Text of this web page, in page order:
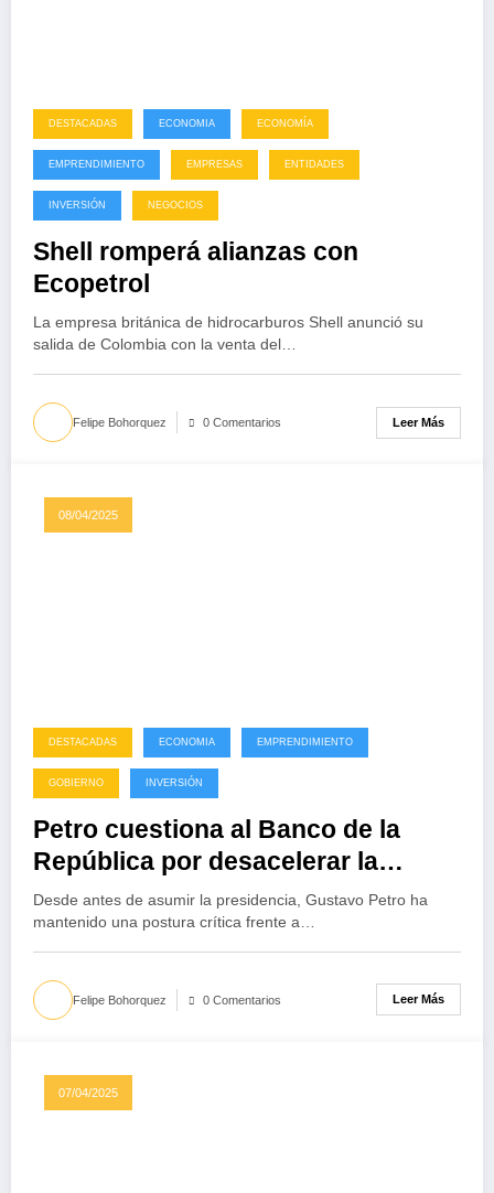
DESTACADAS ECONOMIA ECONOMÍA
EMPRENDIMIENTO EMPRESAS ENTIDADES
INVERSIÓN NEGOCIOS
Shell romperá alianzas con
Ecopetrol
La empresa británica de hidrocarburos Shell anunció su
salida de Colombia con la venta del…
Felipe Bohorquez 0 Comentarios Leer Más
08/04/2025
DESTACADAS ECONOMIA EMPRENDIMIENTO
GOBIERNO INVERSIÓN
Petro cuestiona al Banco de la
República por desacelerar la
economía
Desde antes de asumir la presidencia, Gustavo Petro ha
mantenido una postura crítica frente a…
Felipe Bohorquez 0 Comentarios Leer Más
07/04/2025